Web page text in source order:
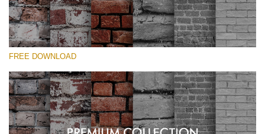
Si prega di Selezionare
Brick Wall
(30 Textures)
Large 6000*4000px
FREE DOWNLOAD